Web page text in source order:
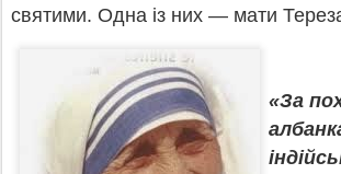
святими. Одна із них — мати
«За